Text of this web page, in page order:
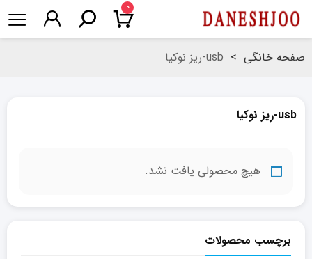
۰
صفحه خانگی > usb-ریز نوکیا
usb-ریز نوکیا
هیچ محصولی یافت نشد.
برچسب محصولات